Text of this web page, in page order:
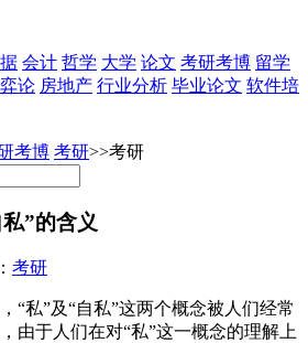
会计 哲学 大学 论文 考研考博 留学
论 房地产 行业分析 毕业论文 软件培
考博 考研>>考研
私”的含义
考研
“私”及“自私”这两个概念被人们经常
由于人们在对“私”这一概念的理解上